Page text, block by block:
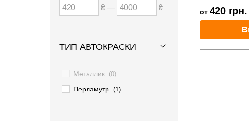
₴ — ₴
ТИП АВТОКРАСКИ
Металлик (0)
Перламутр (1)
от 420 грн.